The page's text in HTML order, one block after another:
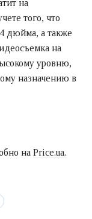
на
того, что
дюйма, а также
на
уровню,
назначению в
на Price.ua.